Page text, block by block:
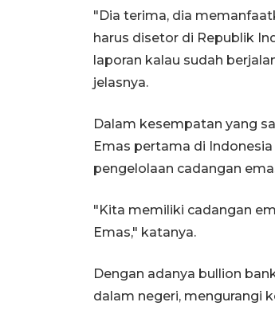
"Dia terima, dia
harus disetor di Republik
laporan kalau sudah
jelasnya.
Dalam kesempatan yang
Emas pertama di
pengelolaan cadangan
"Kita memiliki cadangan
Emas," katanya.
Dengan adanya bullion
dalam negeri, mengurangi